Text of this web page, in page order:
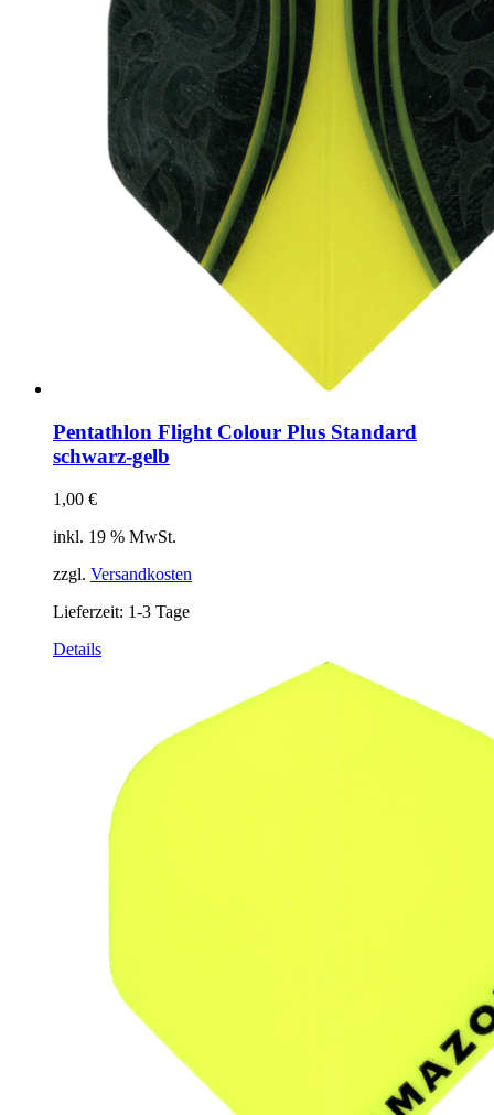
Pentathlon Flight Colour Plus Standard
schwarz-gelb
1,00 €
inkl. 19 % MwSt.
zzgl. Versandkosten
Lieferzeit: 1-3 Tage
Details